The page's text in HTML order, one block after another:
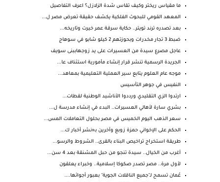
ما مقياس ريختر وكيف تقاس شدة الزلازل؟ اعرف التفاصيل
المعهد القومي للبحوث الفلكية يكشف حقيقة تعرض مصر ل...
بعد تصدره ترند تويتر.. حكاية سرقة عمر خيرت وتاريخه...
ضبط 3 تجار مخدرات وبحوزتهم 2 كيلو شابو في سوهاج
عاجل مصرع سيدة من العسيرات على يد زوجهاببنى سويف
الجريدة الرسمية تنشر قرار إنشاء مأمورية استئناف عا...
موجه عام العلوم يتابع سير العملية التعليمية بمعاهد...
النفيس في جوهر التأسيس
ارتدوا الزي التقليدي ورددوا الأناشيد الوطنية لقطات...
بشري سارة لأهالي العسيرات.. البدء في إنشاء مدرسة ل...
سعر الذهب اليوم الخميس في مصر بحلول التعاملات المس...
الحكم على الإخواني حمزة زوبع وأخرين بـ«نشر أخبار ك...
طريقة استخراج تراخيص البناء بالقرى.. الشروط والرسو...
أغرب من الخيال.. سيدة تنجو من حبل المشنقة بعد 4 سن...
لأول مرة.. مصر تصدر صكوكا إسلامية.. وخبراء يعلقون
عُمان تسمح لـ"جميع الناقلات الجوية" بعبور أجوائها....